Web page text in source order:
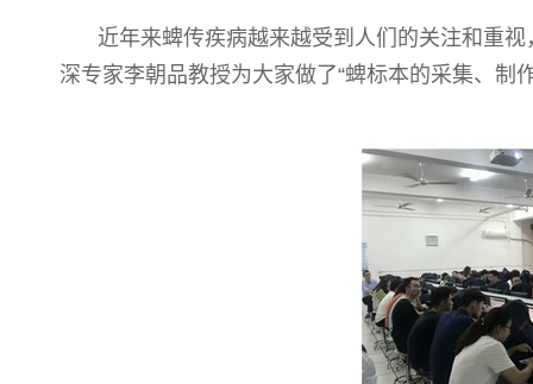
近年来蜱传疾病越来越受到人们的关注和重
深专家李朝品教授为大家做了“蜱标本的采集、制